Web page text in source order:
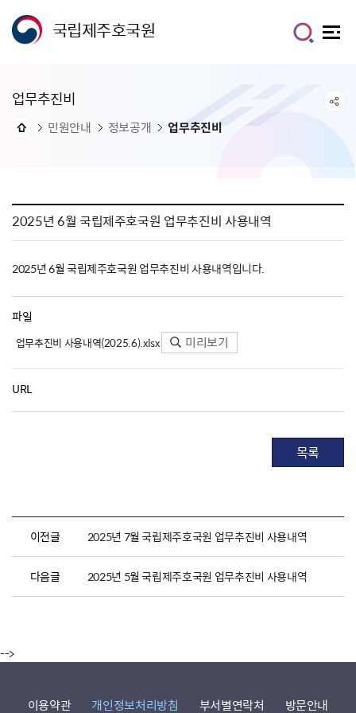
국립제주호국원
업무추진비
민원안내 정보공개 업무추진비
2025년 6월 국립제주호국원 업무추진비 사용내역
2025년 6월 국립제주호국원 업무추진비 사용내역입니다.
파일
업무추진비 사용내역(2025.6).xlsx 미리보기
URL
목록
이전글 2025년 7월 국립제주호국원 업무추진비 사용내역
다음글 2025년 5월 국립제주호국원 업무추진비 사용내역
-->
이용약관 개인정보처리방침 부서별연락처 방문안내